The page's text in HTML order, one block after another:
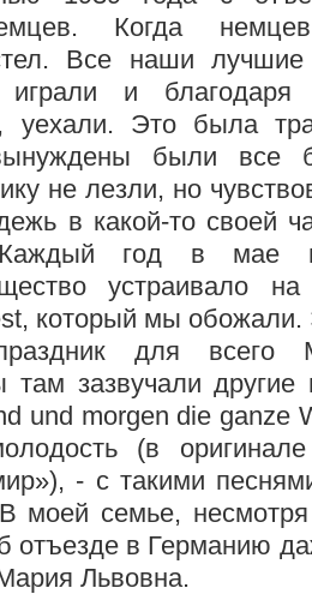
Когда немцев
Все наши лучшие
и благодаря
уехали. Это была
были все
не лезли, но
в какой-то своей
Каждый год в мае
устраивало
который мы
для
там зазвучали
und morgen die ganze
(в
- с такими
моей семье,
отъезде в Германию
Львовна.